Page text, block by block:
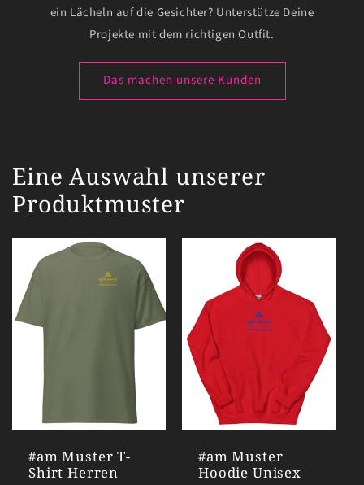
ein Lächeln auf die Gesichter? Unterstütze Deine
Projekte mit dem richtigen Outfit.
Das machen unsere Kunden
Eine Auswahl unserer
Produktmuster
#am Muster T-
Shirt Herren
#am Muster
Hoodie Unisex